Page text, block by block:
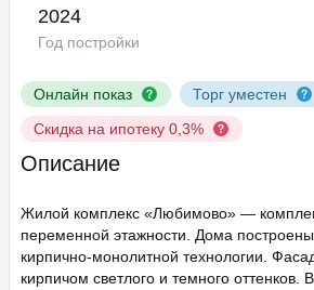
Онлайн показ
Торг уместен
Скидка на ипотеку 0,3%
2024
Год постройки
Описание
Жилой комплекс «Любимово» —
переменной этажности. Дома
кирпично-монолитной технологии.
кирпичом светлого и темного оттенков.